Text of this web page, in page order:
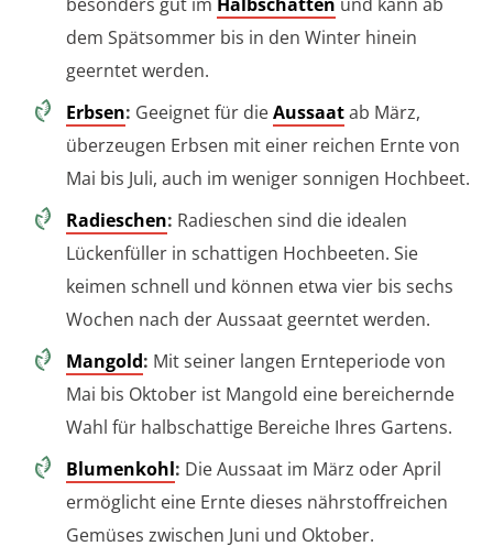
dem Spätsommer bis in den Winter hinein
geerntet werden.
Erbsen: Geeignet für dieAussaatab März,
überzeugen Erbsen mit einer reichen Ernte von
Mai bis Juli, auch im weniger sonnigen Hochbeet.
Radieschen: Radieschen sind die idealen
Lückenfüller in schattigen Hochbeeten. Sie
keimen schnell und können etwa vier bis sechs
Wochen nach der Aussaat geerntet werden.
Mangold: Mit seiner langen Ernteperiode von
Mai bis Oktober ist Mangold eine bereichernde
Wahl für halbschattige Bereiche Ihres Gartens.
Blumenkohl: Die Aussaat im März oder April
ermöglicht eine Ernte dieses nährstoffreichen
Gemüses zwischen Juni und Oktober.